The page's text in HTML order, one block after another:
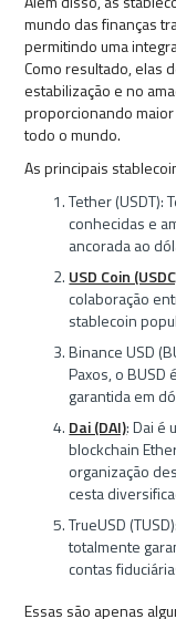
mundo das finanças
permitindo uma
Como resultado, elas
estabilização e no
proporcionando
todo o mundo.
As principais
Tether (USDT):
conhecidas e
ancorada ao
USD Coin
colaboração
stablecoin
Binance USD
Paxos, o BUSD
garantida em
Dai (DAI): Dai é
blockchain
organização
cesta
TrueUSD
totalmente
contas
Essas são apenas